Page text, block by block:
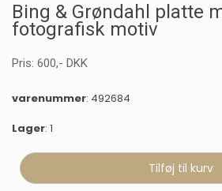
Bing & Grøndahl platte
fotografisk motiv
Pris: 600,- DKK
varenummer: 492684
Lager: 1